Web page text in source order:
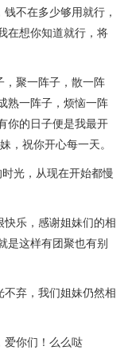
不在多少够用就行，
在想你知道就行，将
聚一阵子，散一阵
熟一阵子，烦恼一阵
你的日子便是我最开
，祝你开心每一天。
光，从现在开始都慢
乐，感谢姐妹们的相
是这样有团聚也有别
弃，我们姐妹仍然相
爱你们！么么哒